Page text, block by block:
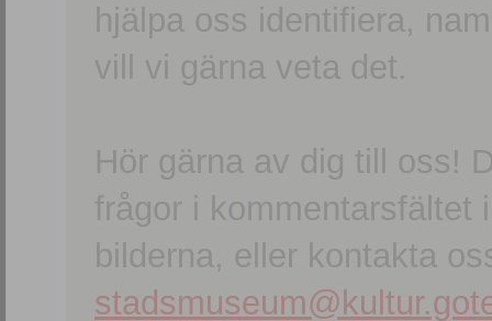
hjälpa oss identifiera,
vill vi gärna veta det.
Hör gärna av dig till oss!
frågor i kommentarsfältet
bilderna, eller kontakta